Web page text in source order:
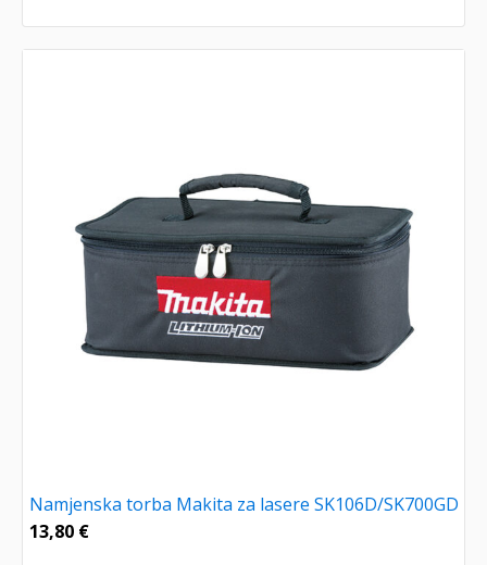
Namjenska torba Makita za lasere SK106D/SK700GD
13,80 €